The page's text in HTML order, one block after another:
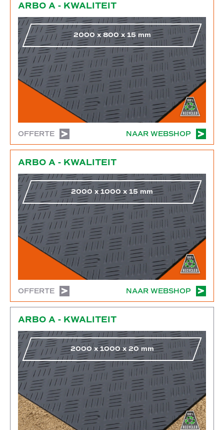
ARBO A - KWALITEIT
2000 x800x15mm
OFFERTE NAAR WEBSHOP
ARBO A - KWALITEIT
2000x1000x 15 mm
OFFERTE NAAR WEBSHOP
ARBO A - KWALITEIT
2000x1000x 20 mm